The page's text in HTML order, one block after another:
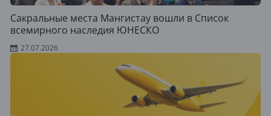
Сакральные места Мангистау вошли в Список
всемирного наследия ЮНЕСКО
27.07.2026